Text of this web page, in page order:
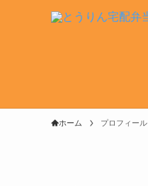
ホーム プロフィール